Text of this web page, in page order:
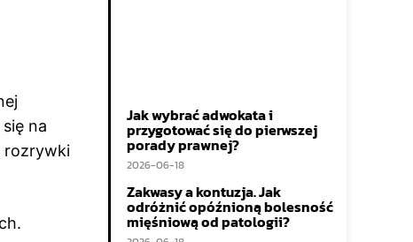
na
rozrywki
Jak wybrać adwokata i
przygotować się do pierwszej
porady prawnej?
2026-06-18
Zakwasy a kontuzja. Jak
odróżnić opóźnioną bolesność
mięśniową od patologii?